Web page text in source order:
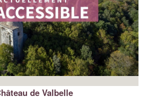
de Valbelle